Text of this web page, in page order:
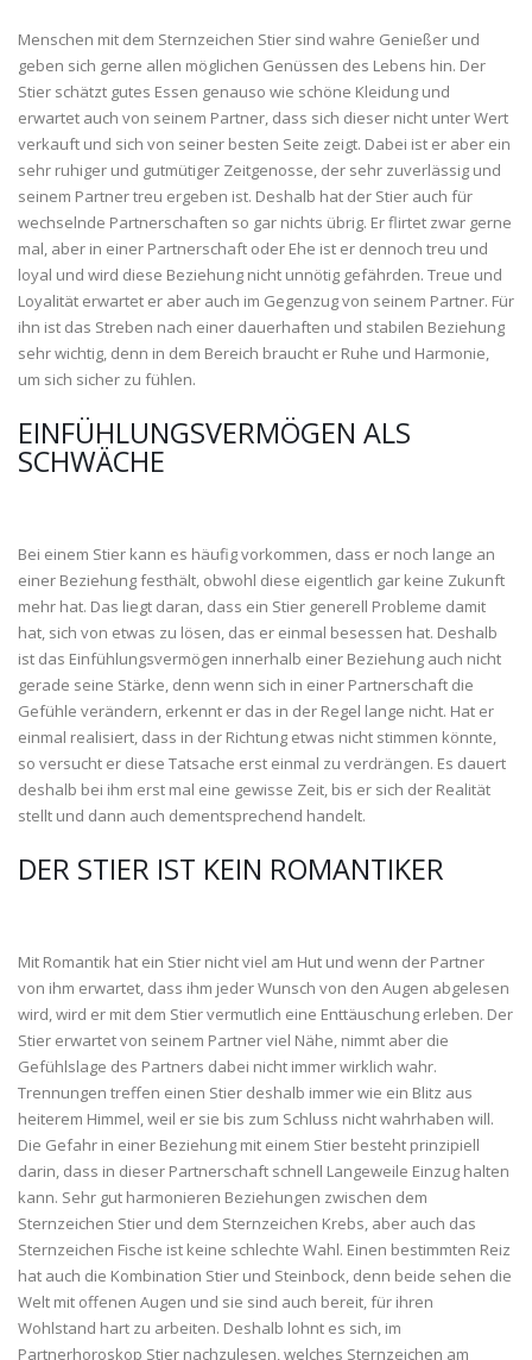
Menschen mit dem Sternzeichen Stier sind wahre Genießer und
geben sich gerne allen möglichen Genüssen des Lebens hin. Der
Stier schätzt gutes Essen genauso wie schöne Kleidung und
erwartet auch von seinem Partner, dass sich dieser nicht unter Wert
verkauft und sich von seiner besten Seite zeigt. Dabei ist er aber ein
sehr ruhiger und gutmütiger Zeitgenosse, der sehr zuverlässig und
seinem Partner treu ergeben ist. Deshalb hat der Stier auch für
wechselnde Partnerschaften so gar nichts übrig. Er flirtet zwar gerne
mal, aber in einer Partnerschaft oder Ehe ist er dennoch treu und
loyal und wird diese Beziehung nicht unnötig gefährden. Treue und
Loyalität erwartet er aber auch im Gegenzug von seinem Partner. Für
ihn ist das Streben nach einer dauerhaften und stabilen Beziehung
sehr wichtig, denn in dem Bereich braucht er Ruhe und Harmonie,
um sich sicher zu fühlen.
EINFÜHLUNGSVERMÖGEN ALS
SCHWÄCHE
Bei einem Stier kann es häufig vorkommen, dass er noch lange an
einer Beziehung festhält, obwohl diese eigentlich gar keine Zukunft
mehr hat. Das liegt daran, dass ein Stier generell Probleme damit
hat, sich von etwas zu lösen, das er einmal besessen hat. Deshalb
ist das Einfühlungsvermögen innerhalb einer Beziehung auch nicht
gerade seine Stärke, denn wenn sich in einer Partnerschaft die
Gefühle verändern, erkennt er das in der Regel lange nicht. Hat er
einmal realisiert, dass in der Richtung etwas nicht stimmen könnte,
so versucht er diese Tatsache erst einmal zu verdrängen. Es dauert
deshalb bei ihm erst mal eine gewisse Zeit, bis er sich der Realität
stellt und dann auch dementsprechend handelt.
DER STIER IST KEIN ROMANTIKER
Mit Romantik hat ein Stier nicht viel am Hut und wenn der Partner
von ihm erwartet, dass ihm jeder Wunsch von den Augen abgelesen
wird, wird er mit dem Stier vermutlich eine Enttäuschung erleben. Der
Stier erwartet von seinem Partner viel Nähe, nimmt aber die
Gefühlslage des Partners dabei nicht immer wirklich wahr.
Trennungen treffen einen Stier deshalb immer wie ein Blitz aus
heiterem Himmel, weil er sie bis zum Schluss nicht wahrhaben will.
Die Gefahr in einer Beziehung mit einem Stier besteht prinzipiell
darin, dass in dieser Partnerschaft schnell Langeweile Einzug halten
kann. Sehr gut harmonieren Beziehungen zwischen dem
Sternzeichen Stier und dem Sternzeichen Krebs, aber auch das
Sternzeichen Fische ist keine schlechte Wahl. Einen bestimmten Reiz
hat auch die Kombination Stier und Steinbock, denn beide sehen die
Welt mit offenen Augen und sie sind auch bereit, für ihren
Wohlstand hart zu arbeiten. Deshalb lohnt es sich, im
Partnerhoroskop Stier nachzulesen, welches Sternzeichen am